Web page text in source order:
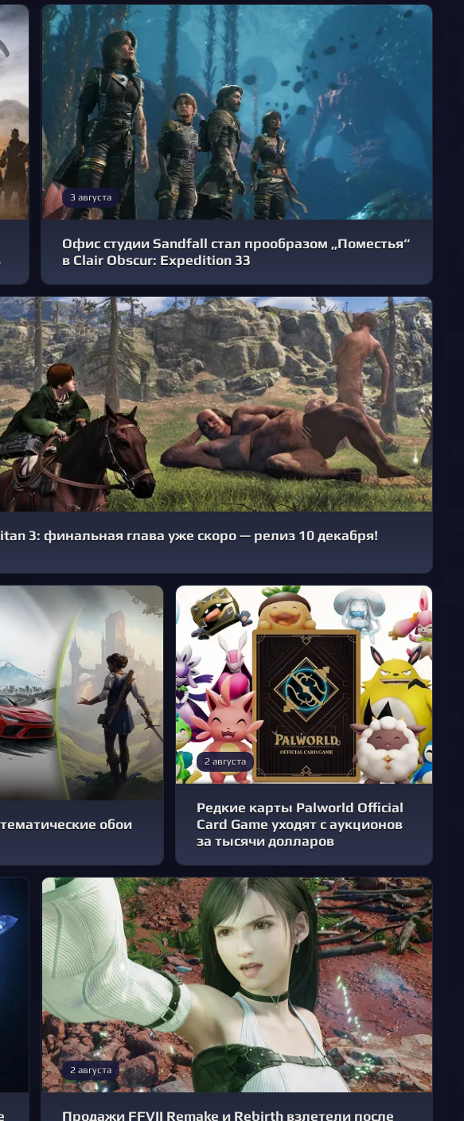
3 августа
Офис студии Sandfall стал прообразом „Поместья“
в Clair Obscur: Expedition 33
3: финальная глава уже скоро — релиз 10 декабря!
обои
2 августа
Редкие карты Palworld Official
Card Game уходят с аукционов
за тысячи долларов
2 августа
Продажи FFVII Remake и Rebirth взлетели после